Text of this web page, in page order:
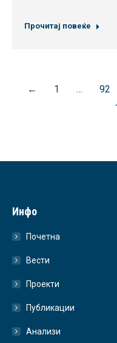
Прочитај повеќе
← 1 … 92
Инфо
Почетна
Вести
Проекти
Публикации
Анализи